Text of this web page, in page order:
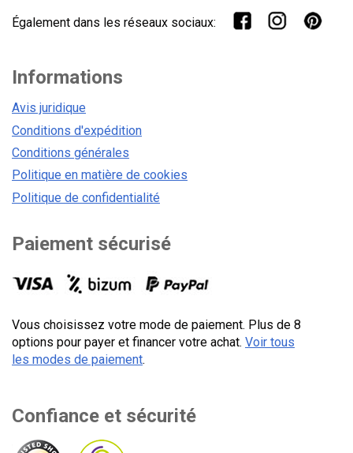
Également dans les réseaux sociaux:
Informations
Avis juridique
Conditions d'expédition
Conditions générales
Politique en matière de cookies
Politique de confidentialité
Paiement sécurisé
Vous choisissez votre mode de paiement. Plus de 8
options pour payer et financer votre achat. Voir tous
les modes de paiement.
Confiance et sécurité